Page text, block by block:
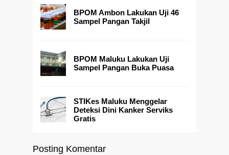
BPOM Ambon Lakukan Uji 46
Sampel Pangan Takjil
BPOM Maluku Lakukan Uji
Sampel Pangan Buka Puasa
STIKes Maluku Menggelar
Deteksi Dini Kanker Serviks
Gratis
Posting Komentar